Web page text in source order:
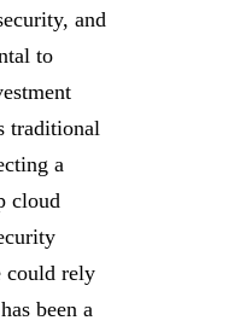
and
to
traditional
a
cloud
could rely
been a